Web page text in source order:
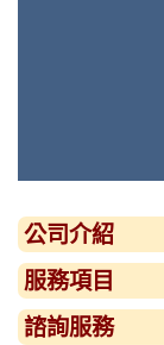
公司介紹
服務項目
諮詢服務